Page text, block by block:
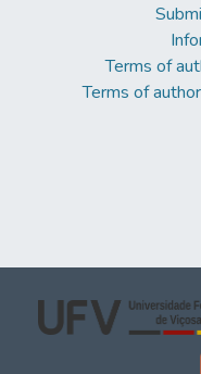
Terms of
Terms of